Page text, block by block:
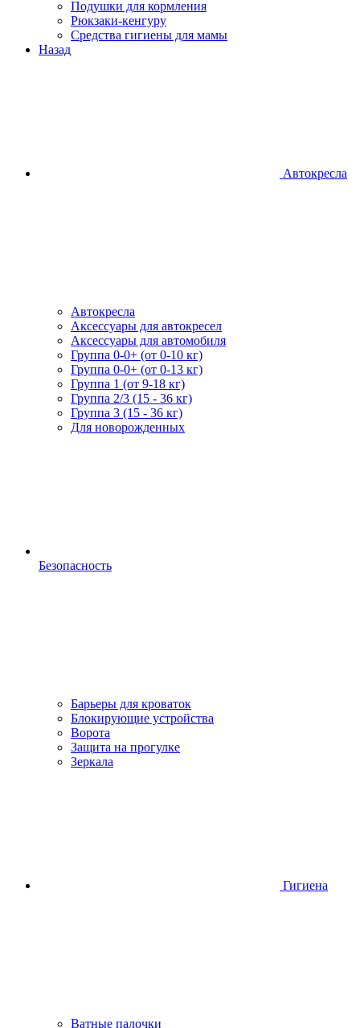
Подушки для кормления
Рюкзаки-кенгуру
Средства гигиены для мамы
Назад
Автокресла
Автокресла
Аксессуары для автокресел
Аксессуары для автомобиля
Группа 0-0+ (от 0-10 кг)
Группа 0-0+ (от 0-13 кг)
Группа 1 (от 9-18 кг)
Группа 2/3 (15 - 36 кг)
Группа 3 (15 - 36 кг)
Для новорожденных
Безопасность
Барьеры для кроваток
Блокирующие устройства
Ворота
Защита на прогулке
Зеркала
Гигиена
Ватные палочки